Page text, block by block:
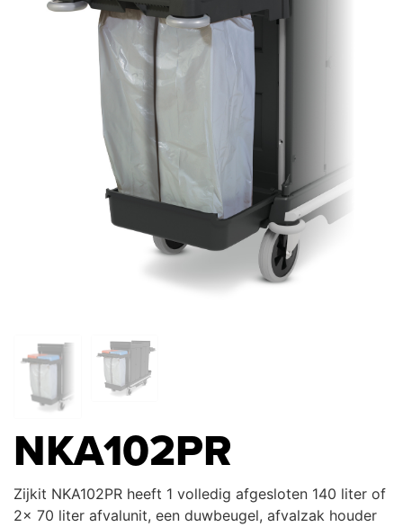
NKA102PR
Zijkit NKA102PR heeft 1 volledig afgesloten 140 liter of
2x 70 liter afvalunit, een duwbeugel, afvalzak houder